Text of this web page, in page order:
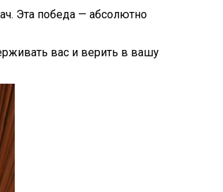
Эта победа — абсолютно
вас и верить в вашу